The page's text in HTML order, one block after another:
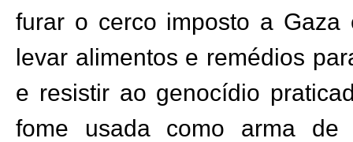
furar o cerco imposto a
levar alimentos e remédios
e resistir ao genocídio
fome usada como arma de